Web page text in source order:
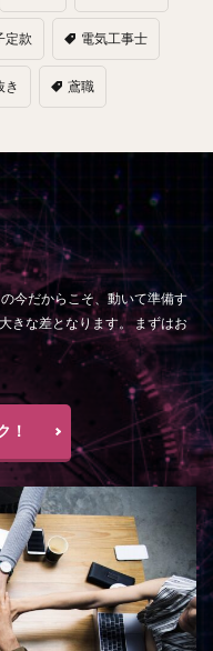
定款 電気工事士
き 鳶職
今だからこそ、動いて準備す
きな差となります。 まずはお
！